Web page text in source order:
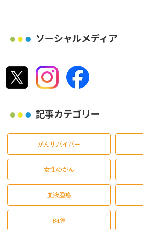
ソーシャルメディア
記事カテゴリー
がんサバイバー
女性のがん
血液腫瘍
肉腫